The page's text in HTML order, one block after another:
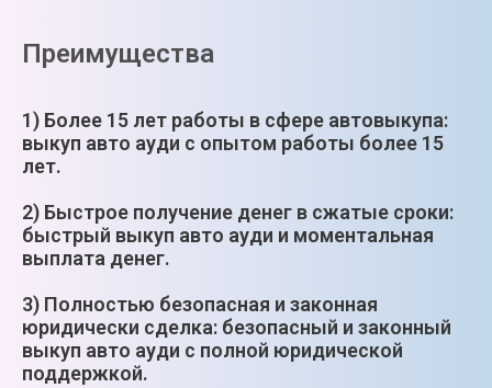
Преимущества
1) Более 15 лет работы в сфере автовыкупа:
выкуп авто ауди с опытом работы более 15
лет.
2) Быстрое получение денег в сжатые сроки:
быстрый выкуп авто ауди и моментальная
выплата денег.
3) Полностью безопасная и законная
юридически сделка: безопасный и законный
выкуп авто ауди с полной юридической
поддержкой.